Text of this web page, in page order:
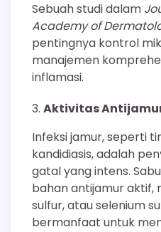
Sebuah studi dalam
Academy of
pentingnya kontrol
manajemen
inflamasi.
Aktivitas
Infeksi jamur, seperti
kandidiasis, adalah
gatal yang intens.
bahan antijamur aktif,
sulfur, atau selenium
bermanfaat untuk